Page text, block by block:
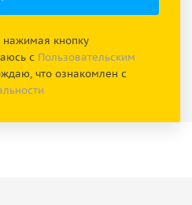
нажимая кнопку
с Пользовательским
что ознакомлен с